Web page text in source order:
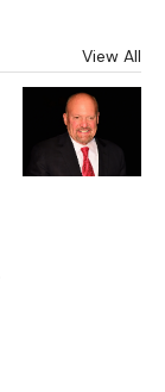
View All